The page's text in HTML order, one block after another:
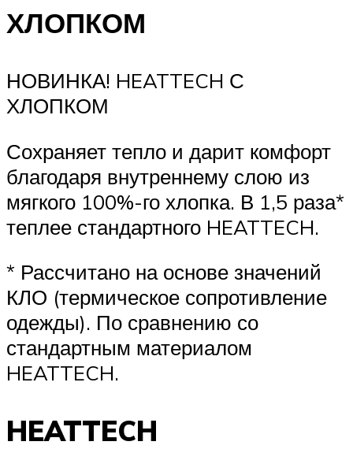
ХЛОПКОМ
НОВИНКА! HEATTECH С
ХЛОПКОМ
Сохраняет тепло и дарит комфорт
благодаря внутреннему слою из
мягкого 100%-го хлопка. В 1,5 раза*
теплее стандартного HEATTECH.
* Рассчитано на основе значений
КЛО (термическое сопротивление
одежды). По сравнению со
стандартным материалом
HEATTECH.
HEATTECH